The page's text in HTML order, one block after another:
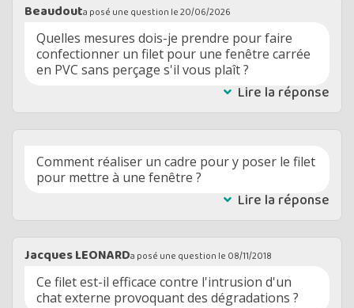
Beaudouta posé une question le20/06/2026
Quelles mesures dois-je prendre pour faire
confectionner un filet pour une fenêtre carrée
en PVC sans perçage s'il vous plaît ?
Lire la réponse
Comment réaliser un cadre pour y poser le filet
pour mettre à une fenêtre ?
Lire la réponse
Jacques LEONARDa posé une question le 08/11/2018
Ce filet est-il efficace contre l'intrusion d'un
chat externe provoquant des dégradations ?